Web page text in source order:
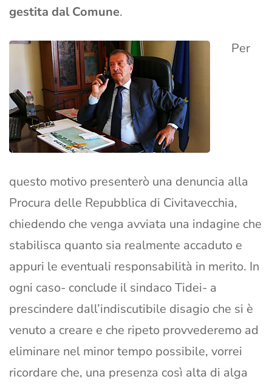
gestita dal Comune.
Per
questo motivo presenterò una denuncia alla
Procura delle Repubblica di Civitavecchia,
chiedendo che venga avviata una indagine che
stabilisca quanto sia realmente accaduto e
appuri le eventuali responsabilità in merito. In
ogni caso- conclude il sindaco Tidei- a
prescindere dall’indiscutibile disagio che si è
venuto a creare e che ripeto provvederemo ad
eliminare nel minor tempo possibile, vorrei
ricordare che, una presenza così alta di alga